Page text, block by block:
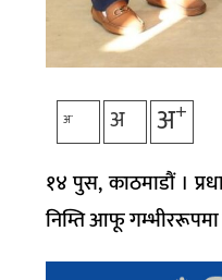
अ- अ अ+
१४ पुस, काठमाडौं ।
निम्ति आफूगम्भीररूपमा